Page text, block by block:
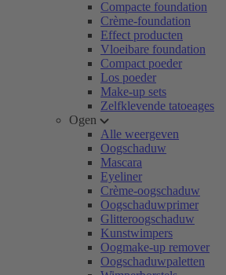
Compacte foundation
Crème-foundation
Effect producten
Vloeibare foundation
Compact poeder
Los poeder
Make-up sets
Zelfklevende tatoeages
Ogen
Alle weergeven
Oogschaduw
Mascara
Eyeliner
Crème-oogschaduw
Oogschaduwprimer
Glitteroogschaduw
Kunstwimpers
Oogmake-up remover
Oogschaduwpaletten